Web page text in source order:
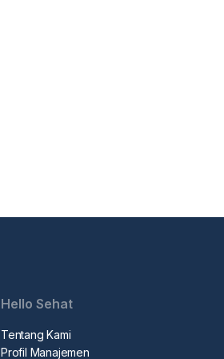
Hello Sehat
Tentang Kami
Profil Manajemen